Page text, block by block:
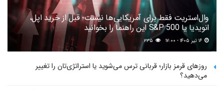
وال‌استریت فقط برای آمریکایی‌ها نیست؛ قبل از خرید اپل،
انویدیا یا S&P 500 این راهنما را بخوانید
۲۳۵
روزهای قرمز بازار؛ قربانی ترس می‌شوید یا استراتژی‌تان را تغییر
می‌دهید؟